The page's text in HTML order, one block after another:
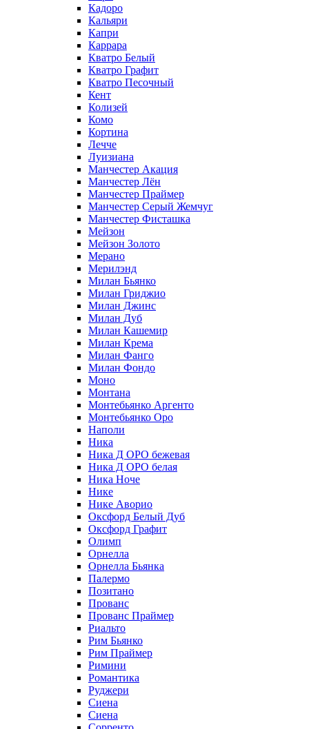
Кадоро
Кальяри
Капри
Каррара
Кватро Белый
Кватро Графит
Кватро Песочный
Кент
Колизей
Комо
Кортина
Лечче
Луизиана
Манчестер Акация
Манчестер Лён
Манчестер Праймер
Манчестер Серый Жемчуг
Манчестер Фисташка
Мейзон
Мейзон Золото
Мерано
Мерилэнд
Милан Бьянко
Милан Гриджио
Милан Джинс
Милан Дуб
Милан Кашемир
Милан Крема
Милан Фанго
Милан Фондо
Моно
Монтана
Монтебьянко Аргенто
Монтебьянко Оро
Наполи
Ника
Ника Д ОРО бежевая
Ника Д ОРО белая
Ника Ноче
Нике
Нике Аворио
Оксфорд Белый Дуб
Оксфорд Графит
Олимп
Орнелла
Орнелла Бьянка
Палермо
Позитано
Прованс
Прованс Праймер
Риальто
Рим Бьянко
Рим Праймер
Римини
Романтика
Руджери
Сиена
Сиена